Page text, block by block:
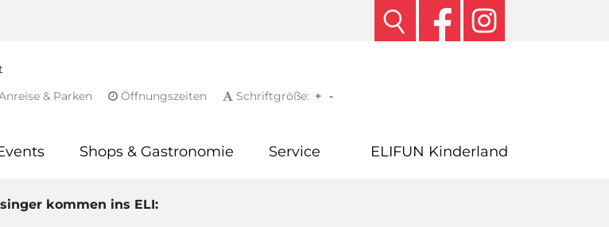
& Parken
Öffnungszeiten Schriftgröße: -
+
Shops & Gastronomie Service ELIFUN Kinderland
kommen ins ELI: